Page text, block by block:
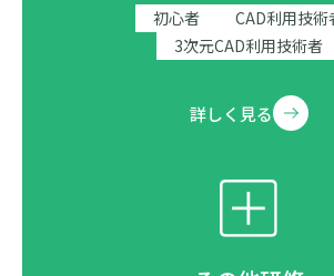
初心者
CAD利用技術
3次元CAD利用技術者
詳しく見る